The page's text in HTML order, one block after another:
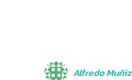
Alfredo Muñiz